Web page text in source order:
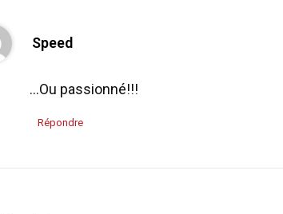
Speed
…Ou passionné!!!
Répondre